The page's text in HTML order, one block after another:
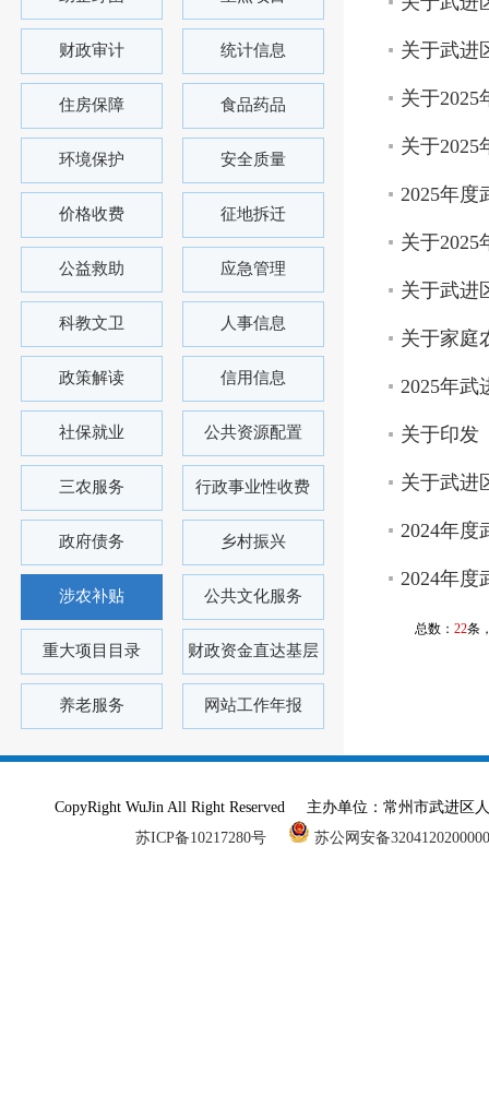
财政审计 统计信息
住房保障 食品药品
环境保护 安全质量
价格收费 征地拆迁
公益救助 应急管理
科教文卫 人事信息
政策解读 信用信息
社保就业 公共资源配置
三农服务 行政事业性收费
政府债务 乡村振兴
涉农补贴 公共文化服务
重大项目目录 财政资金直达基层
养老服务 网站工作年报
关于武进
关于2025
关于2025
2025年度
关于
关于武进
关于家庭
2025年武
关于印发
关于武进
2024年度
2024年度
总数： 22条
CopyRight WuJin All Right Reserved 主办单位：常州市武进
苏ICP备10217280号
苏公网安备